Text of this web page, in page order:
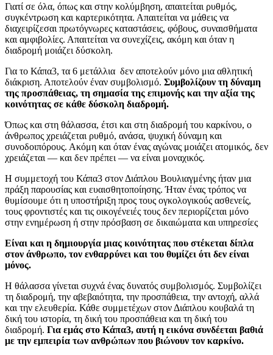
Γιατί σε όλα, όπως και στην κολύμβηση, απαιτείται ρυθμός,
συγκέντρωση και καρτερικότητα. Απαιτείται να μάθεις να
διαχειρίζεσαι πρωτόγνωρες καταστάσεις, φόβους, συναισθήματα
και αμφιβολίες. Απαιτείται να συνεχίζεις, ακόμη και όταν η
διαδρομή μοιάζει δύσκολη.
Για το Κάπα3, τα 6 μετάλλια δεν αποτελούν μόνο μια αθλητική
διάκριση. Αποτελούν έναν συμβολισμό. Συμβολίζουν τη δύναμη
της προσπάθειας, τη σημασία της επιμονής και την αξία της
κοινότητας σε κάθε δύσκολη διαδρομή.
Όπως και στη θάλασσα, έτσι και στη διαδρομή του καρκίνου, ο
άνθρωπος χρειάζεται ρυθμό, ανάσα, ψυχική δύναμη και
συνοδοιπόρους. Ακόμη και όταν ένας αγώνας μοιάζει ατομικός, δεν
χρειάζεται — και δεν πρέπει — να είναι μοναχικός.
Η συμμετοχή του Κάπα3 στον Διάπλου Βουλιαγμένης ήταν μια
πράξη παρουσίας και ευαισθητοποίησης. Ήταν ένας τρόπος να
θυμίσουμε ότι η υποστήριξη προς τους ογκολογικούς ασθενείς,
τους φροντιστές και τις οικογένειές τους δεν περιορίζεται μόνο
στην ενημέρωση ή στην πρόσβαση σε δικαιώματα και υπηρεσίες
Είναι και η δημιουργία μιας κοινότητας που στέκεται δίπλα
στον άνθρωπο, τον ενθαρρύνει και του θυμίζει ότι δεν είναι
μόνος.
Η θάλασσα γίνεται συχνά ένας δυνατός συμβολισμός. Συμβολίζει
τη διαδρομή, την αβεβαιότητα, την προσπάθεια, την αντοχή, αλλά
και την ελευθερία. Κάθε συμμετέχων στον Διάπλου κουβαλά τη
δική του ιστορία, τη δική του προσπάθεια και τη δική του
διαδρομή. Για εμάς στο Κάπα3, αυτή η εικόνα συνδέεται βαθιά
με την εμπειρία των ανθρώπων που βιώνουν τον καρκίνο.